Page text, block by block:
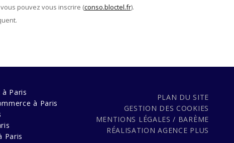
pouvez vous inscrire (conso.bloctel.fr).
Paris
à Paris
Paris
PLAN DU SITE
GESTION DES COOKIES
MENTIONS LÉGALES / BARÈME
RÉALISATIONAGENCE PLUS